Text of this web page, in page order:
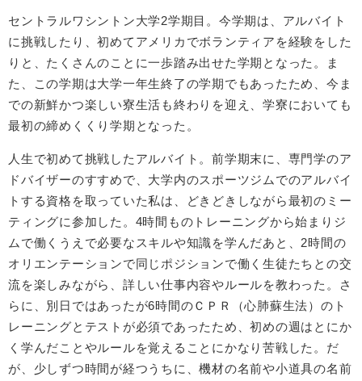
セントラルワシントン大学2学期目。今学期は、アルバイト
に挑戦したり、初めてアメリカでボランティアを経験をした
りと、たくさんのことに一歩踏み出せた学期となった。ま
た、この学期は大学一年生終了の学期でもあったため、今ま
での新鮮かつ楽しい寮生活も終わりを迎え、学寮においても
最初の締めくくり学期となった。
人生で初めて挑戦したアルバイト。前学期末に、専門学のア
ドバイザーのすすめで、大学内のスポーツジムでのアルバイ
トする資格を取っていた私は、どきどきしながら最初のミー
ティングに参加した。4時間ものトレーニングから始まりジ
ムで働くうえで必要なスキルや知識を学んだあと、2時間の
オリエンテーションで同じポジションで働く生徒たちとの交
流を楽しみながら、詳しい仕事内容やルールを教わった。さ
らに、別日ではあったが6時間のＣＰＲ（心肺蘇生法）のト
レーニングとテストが必須であったため、初めの週はとにか
く学んだことやルールを覚えることにかなり苦戦した。だ
が、少しずつ時間が経つうちに、機材の名前や小道具の名前